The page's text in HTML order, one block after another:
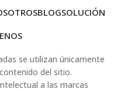
BLOGSOLUCIÓN
se utilizan únicamente
del sitio.
a las marcas